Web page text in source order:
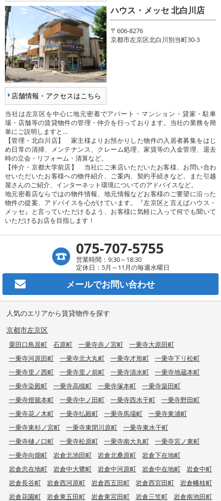
店舗情報・アクセスはこちら
ハウス・メッセ 北白川店
〒606-8276
京都市左京区北白川別当町30-3
当社は左京区を中心に地元密着でアパート・マンション・貸家・駐車
場・店舗等の賃貸物件の管理・仲介を行っております。当社の業務を簡
単にご説明しますと…
【管理・北白川店】 家主様よりお預かりした物件の入居者募集をはじ
め日常の清掃、メンテナンス、クレーム処理、家賃等の入金管理、退去
時の立会・リフォーム・清算など。
【仲介・京都大学前店】 当社にご来店いただいたお客様、お問い合わ
せいただいたお客様への物件紹介、ご案内、契約手続きなど。また引越
屋さんのご紹介、インターネット環境についてのアドバイスなど。
地元密着店ならではの物件情報、地元情報などお客様のご要望に沿った
物件の提案、アドバイスを心がけています。『左京区と言えばハウス・
メッセ』と言っていただけるよう、お客様に気軽に入って何でも聞いて
いただけるお店を目指します！
075-707-5755
営業時間：9:30～18:30
定休日：5月～11月の毎週水曜日
メールでお問い合わせ
人気のエリアから賃貸物件を探す
京都市左京区
粟田口鳥居町 石原町 一乗寺赤ノ宮町
一乗寺大原田町
一乗寺河原田町
一乗寺北大丸町 一乗寺才形町
一乗寺下リ松町
一乗寺里ノ西町
一乗寺里ノ前町 一乗寺清水町
一乗寺地蔵本町
一乗寺染殿町
一乗寺高槻町 一乗寺塚本町
一乗寺築田町
一乗寺燈籠本町
一乗寺中ノ田町 一乗寺西水干町
一乗寺野田町
一乗寺花ノ木町
一乗寺払殿町 一乗寺馬場町
一乗寺東浦町
一乗寺東杉ノ宮町
一乗寺東閉川原町
一乗寺東水干町
一乗寺樋ノ口町
一乗寺松原町 一乗寺南大丸町
一乗寺宮ノ東町
一乗寺向畑町
岩倉北池田町 岩倉北桑原町
岩倉下在地町
岩倉忠在地町
岩倉中大鷺町 岩倉中河原町 岩倉中在地町
岩倉中町
岩倉長谷町
岩倉西河原町 岩倉西五田町 岩倉西宮田町
岩倉幡枝町
岩倉花園町
岩倉東五田町 岩倉東宮田町 岩倉三笠町 岩倉南池田町